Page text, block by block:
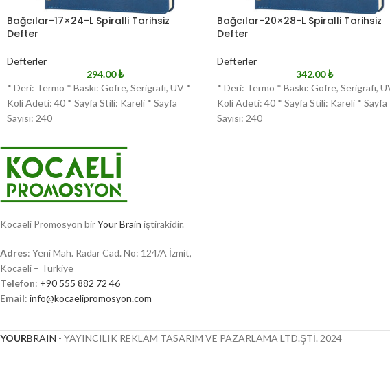
Bağcılar-17×24-L Spiralli Tarihsiz
Defter
Defterler
294.00₺
* Deri: Termo * Baskı: Gofre, Serigrafi, UV *
Koli Adeti: 40 * Sayfa Stili: Kareli * Sayfa
Sayısı: 240
Bağcılar-20×28-L Spiralli Tarihsiz
Defter
Defterler
342.00₺
* Deri: Termo * Baskı: Gofre, Serigrafi,
Koli Adeti: 40 * Sayfa Stili: Kareli * Sayfa
Sayısı: 240
Kocaeli Promosyon birYour Brain iştirakidir.
Adres: Yeni Mah. Radar Cad. No: 124/A İzmit,
Kocaeli – Türkiye
Telefon: +90 555 882 72 46
Email: info@kocaelipromosyon.com
YOURBRAIN - YAYINCILIK REKLAM TASARIM VE PAZARLAMA LTD.ŞTİ. 2024